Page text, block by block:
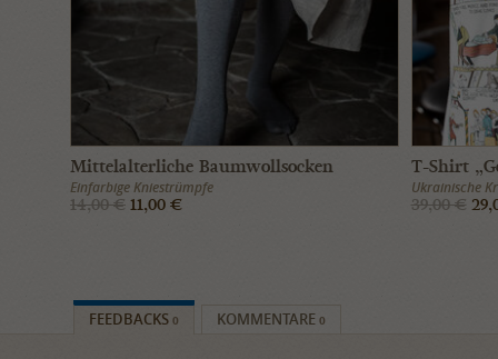
Mittelalterliche Baumwollsocken
Einfarbige Kniestrümpfe
14,00 € 11,00 €
T-Shirt
Ukrainische
39,00 €
FEEDBACKS 0 KOMMENTARE 0